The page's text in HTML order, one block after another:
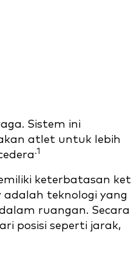
Sistem ini
atlet untuk lebih
.1
keterbatasan
adalah teknologi yang
ruangan. Secara
posisi seperti jarak,